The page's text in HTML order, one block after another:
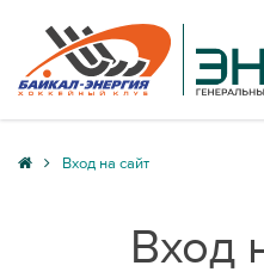
Клуб Вход на сайт
Вход